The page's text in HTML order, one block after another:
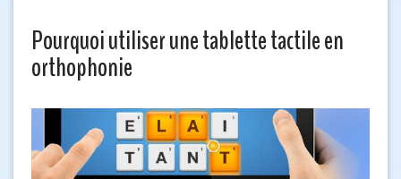
Pourquoi utiliser une tablette tactile en
orthophonie